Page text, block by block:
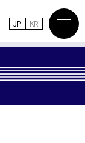
JP KR